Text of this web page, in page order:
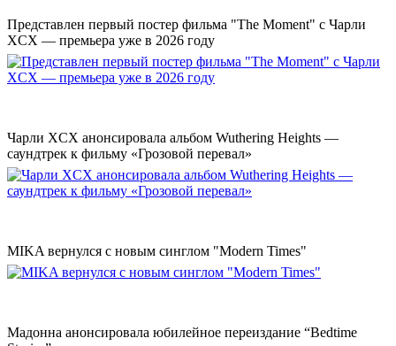
Представлен первый постер фильма "The Moment" с Чарли
XCX — премьера уже в 2026 году
Чарли XCX анонсировала альбом Wuthering Heights —
саундтрек к фильму «Грозовой перевал»
MIKA вернулся с новым синглом "Modern Times"
Мадонна анонсировала юбилейное переиздание “Bedtime